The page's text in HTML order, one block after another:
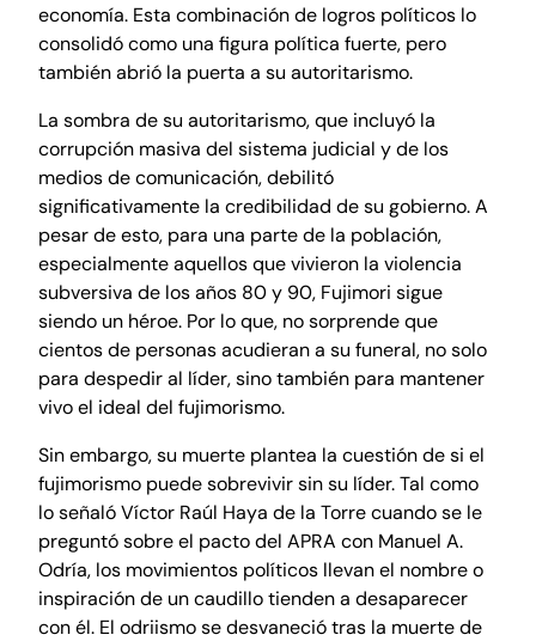
economía. Esta combinación de logros políticos lo
consolidó como una figura política fuerte, pero
también abrió la puerta a su autoritarismo.
La sombra de su autoritarismo, que incluyó la
corrupción masiva del sistema judicial y de los
medios de comunicación, debilitó
significativamente la credibilidad de su gobierno. A
pesar de esto, para una parte de la población,
especialmente aquellos que vivieron la violencia
subversiva de los años 80 y 90, Fujimori sigue
siendo un héroe. Por lo que, no sorprende que
cientos de personas acudieran a su funeral, no solo
para despedir al líder, sino también para mantener
vivo el ideal del fujimorismo.
Sin embargo, su muerte plantea la cuestión de si el
fujimorismo puede sobrevivir sin su líder. Tal como
lo señaló Víctor Raúl Haya de la Torre cuando se le
preguntó sobre el pacto del APRA con Manuel A.
Odría, los movimientos políticos llevan el nombre o
inspiración de un caudillo tienden a desaparecer
con él. El odriismo se desvaneció tras la muerte de